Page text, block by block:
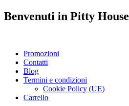
Benvenuti in Pitty House
Promozioni
Contatti
Blog
Termini e condizioni
Cookie Policy (UE)
Carrello